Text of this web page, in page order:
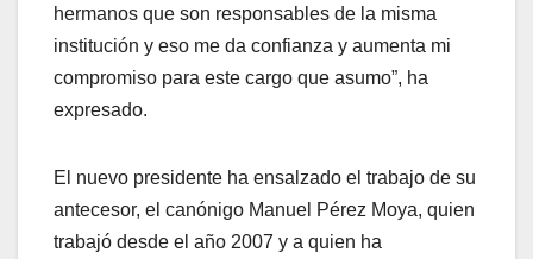
hermanos que son responsables de la misma
institución y eso me da confianza y aumenta mi
compromiso para este cargo que asumo”, ha
expresado.
El nuevo presidente ha ensalzado el trabajo de su
antecesor, el canónigo Manuel Pérez Moya, quien
trabajó desde el año 2007 y a quien ha